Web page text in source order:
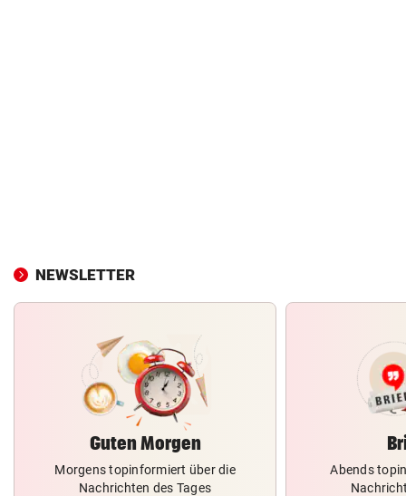
NEWSLETTER
Guten Morgen
Morgens topinformiert über die
Nachrichten des Tages
Abends